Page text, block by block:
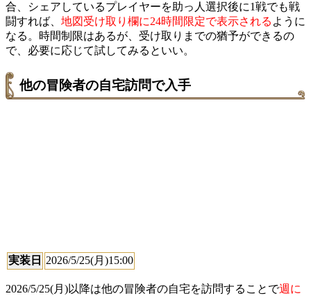
合、シェアしているプレイヤーを助っ人選択後に1戦でも戦
闘すれば、 地図受け取り欄に24時間限定で表示される ように
なる。時間制限はあるが、受け取りまでの猶予ができるの
で、必要に応じて試してみるといい。
他の冒険者の自宅訪問で入手
実装日 2026/5/25(月)15:00
2026/5/25(月)以降は他の冒険者の自宅を訪問することで週に